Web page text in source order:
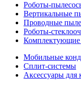
Роботы-
Вертикальные
Проводные
Роботы-
Комплектующие
Мобильные
Сплит-системы
Аксессуары для